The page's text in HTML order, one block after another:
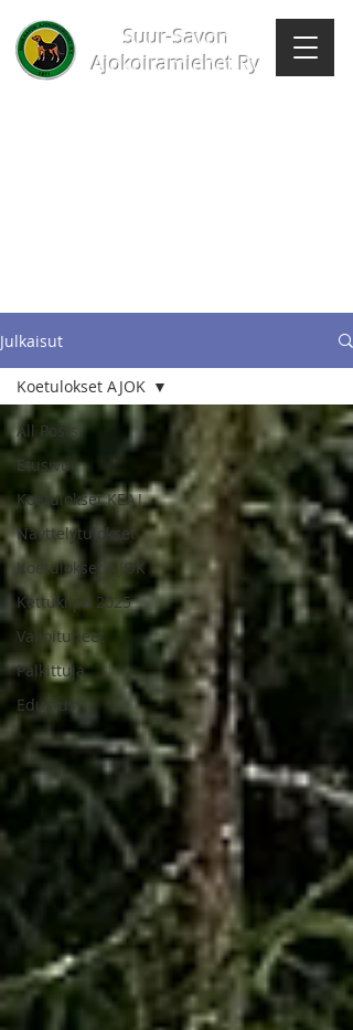
Suur-Savon
Ajokoiramiehet Ry
Julkaisut
All Posts
Etusivu
Koetulokset KEAJ
Näyttelytulokset
Koetulokset AJOK
Kettukilpa 2025
Valioituneet
Palkittuja
Edustus
Koetulokset AJOK